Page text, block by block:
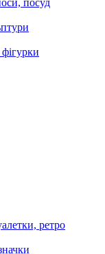
посуд
фігурки
ретро